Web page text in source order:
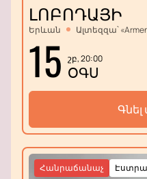
ԼՈԲՈԴԱՅԻ
Երևան Ալտեզզա՝
15 շբ, 20:00
ՕԳՍ
Հանրաճանաչ